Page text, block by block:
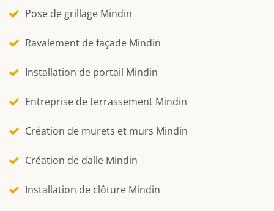
Pose de grillage Mindin
Ravalement de façade Mindin
Installation de portail Mindin
Entreprise de terrassement Mindin
Création de murets et murs Mindin
Création de dalle Mindin
Installation de clôture Mindin